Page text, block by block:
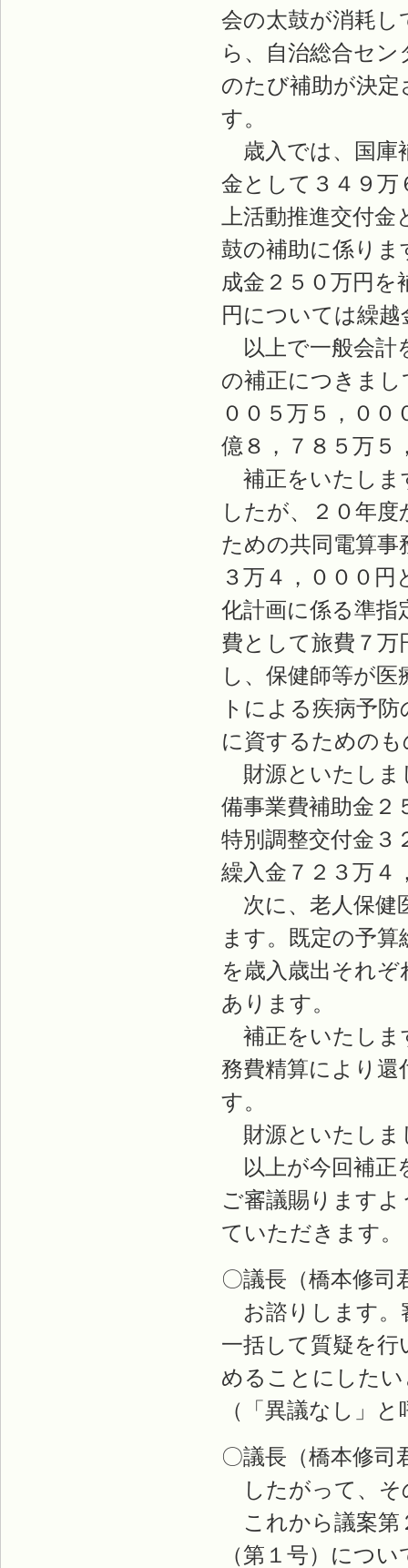
会の太鼓が消耗
ら、自治総合セ
のたび補助が決
す。
歳入では、国庫
金として３４９万
上活動推進交付
鼓の補助に係り
成金２５０万円を
円については繰
以上で一般会計
の補正につきま
００５万５，０
億８，７８５万５
補正をいたしま
したが、２０年
ための共同電算事
３万４，０００
化計画に係る準指
費として旅費７万
し、保健師等が
トによる疾病予
に資するための
財源といたしま
備事業費補助金２
特別調整交付金３
繰入金７２３万４
次に、老人保健
ます。既定の予
を歳入歳出それ
あります。
補正をいたしま
務費精算により還
す。
財源といたしま
以上が今回補正
ご審議賜ります
ていただきます。
〇議長（橋本修
お諮りします。
一括して質疑を
めることにした
（「異議なし」
〇議長（橋本修
したがって、そ
これから議案第
（第１号）につ